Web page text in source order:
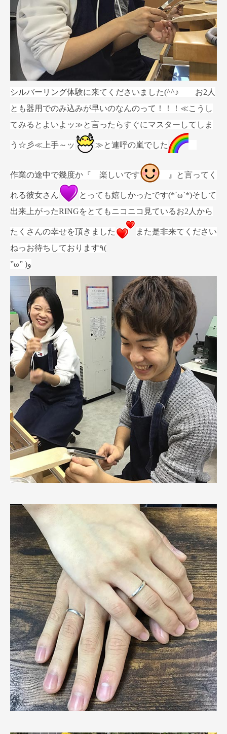
シルバーリング体験に来てくださいました(^^♪ お2人
とも器用でのみ込みが早いのなんのって！！！≪こうし
てみるとよいよッ≫と言ったらすぐにマスターしてしま
う☆彡≪上手～ッ ≫と連呼の嵐でした
作業の途中で幾度か『 楽しいです 』と言ってく
れる彼女さん
とっても嬉しかったです(*´ω`*)そして
出来上がったRINGをとてもニコニコ見ているお2人から
たくさんの幸せを頂きました
また是非来てください
ねっお待ちしております٩(
”ω” )و